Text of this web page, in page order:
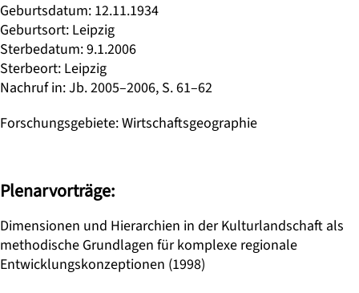
Geburtsdatum: 12.11.1934
Geburtsort: Leipzig
Sterbedatum:9.1.2006
Sterbeort: Leipzig
Nachruf in:Jb. 2005–2006, S. 61–62
Forschungsgebiete:Wirtschaftsgeographie
Plenarvorträge:
Dimensionen und Hierarchien in der Kulturlandschaft als
methodische Grundlagen für komplexe regionale
Entwicklungskonzeptionen (1998)